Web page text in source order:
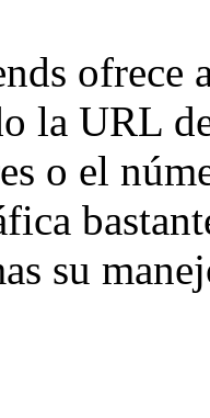
ofrece
la URL
o el
su